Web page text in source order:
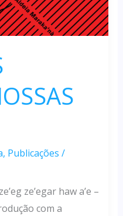
, Publicações /
ze’egar haw a’e –
com a